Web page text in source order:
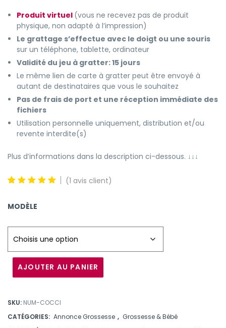
Produit virtuel (vous ne recevez pas de produit
physique, non adapté à l’impression)
Le grattage s’effectue avec le doigt ou une souris
sur un téléphone, tablette, ordinateur
Validité du jeu à gratter: 15 jours
Le même lien de carte à gratter peut être envoyé à
autant de destinataires que vous le souhaitez
Pas de frais de port et une réception immédiate des
fichiers
Utilisation personnelle uniquement, distribution et/ou
revente interdite(s)
Plus d’informations dans la description ci-dessous. ↓↓↓
sur la
(1 avis client)
MODÈLE
AJOUTER AU PANIER
SKU: NUM-COCCI
CATÉGORIES: Annonce Grossesse , Grossesse & Bébé